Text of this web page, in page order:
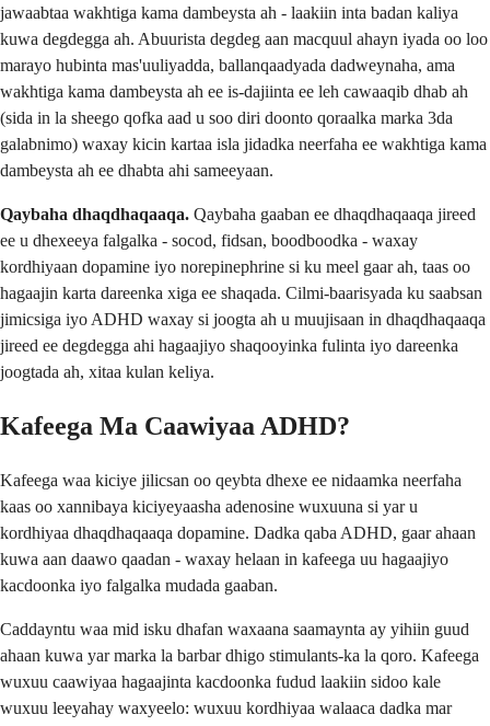
jawaabtaa wakhtiga kama dambeysta ah - laakiin inta badan kaliya
kuwa degdegga ah. Abuurista degdeg aan macquul ahayn iyada oo loo
marayo hubinta mas'uuliyadda, ballanqaadyada dadweynaha, ama
wakhtiga kama dambeysta ah ee is-dajiinta ee leh cawaaqib dhab ah
(sida in la sheego qofka aad u soo diri doonto qoraalka marka 3da
galabnimo) waxay kicin kartaa isla jidadka neerfaha ee wakhtiga kama
dambeysta ah ee dhabta ahi sameeyaan.
Qaybaha dhaqdhaqaaqa. Qaybaha gaaban ee dhaqdhaqaaqa jireed
ee u dhexeeya falgalka - socod, fidsan, boodboodka - waxay
kordhiyaan dopamine iyo norepinephrine si ku meel gaar ah, taas oo
hagaajin karta dareenka xiga ee shaqada. Cilmi-baarisyada ku saabsan
jimicsiga iyo ADHD waxay si joogta ah u muujisaan in dhaqdhaqaaqa
jireed ee degdegga ahi hagaajiyo shaqooyinka fulinta iyo dareenka
joogtada ah, xitaa kulan keliya.
Kafeega Ma Caawiyaa ADHD?
Kafeega waa kiciye jilicsan oo qeybta dhexe ee nidaamka neerfaha
kaas oo xannibaya kiciyeyaasha adenosine wuxuuna si yar u
kordhiyaa dhaqdhaqaaqa dopamine. Dadka qaba ADHD, gaar ahaan
kuwa aan daawo qaadan - waxay helaan in kafeega uu hagaajiyo
kacdoonka iyo falgalka mudada gaaban.
Caddayntu waa mid isku dhafan waxaana saamaynta ay yihiin guud
ahaan kuwa yar marka la barbar dhigo stimulants-ka la qoro. Kafeega
wuxuu caawiyaa hagaajinta kacdoonka fudud laakiin sidoo kale
wuxuu leeyahay waxyeelo: wuxuu kordhiyaa walaaca dadka mar